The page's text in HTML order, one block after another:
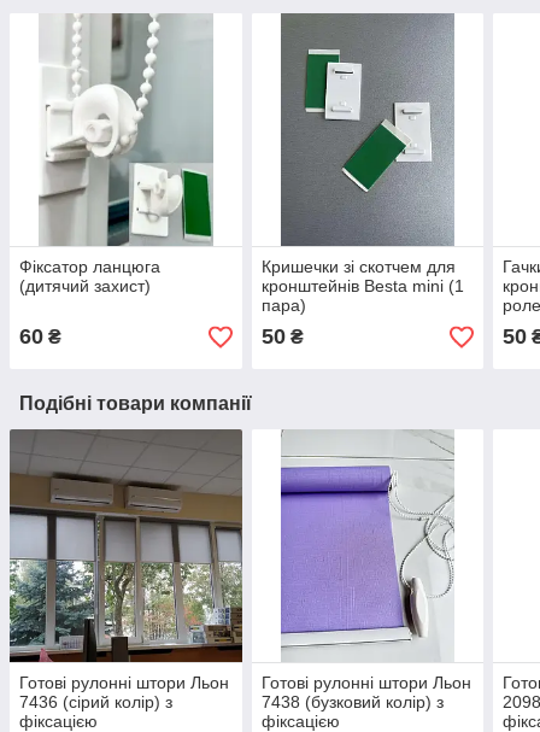
Фіксатор ланцюга
(дитячий захист)
60 ₴
Кришечки зі скотчем для
кронштейнів Besta mini (1
пара)
50₴ 50
Подібні товари компанії
Готові рулонні штори Льон
7436 (сірий колір) з
фіксацією
Готові рулонні штори Льон
7438 (бузковий колір) з
фіксацією